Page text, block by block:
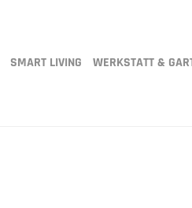
SMART LIVING WERKSTATT &